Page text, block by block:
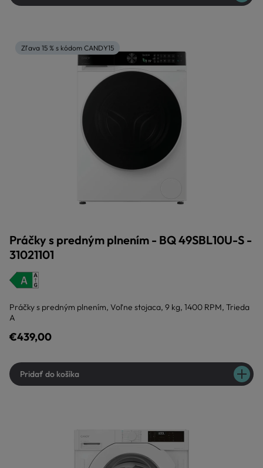
Zľava 15 % s kódom CANDY15
Práčky s predným plnením - BQ 49SBL10U-S -
31021101
Práčky s predným plnením, Voľne stojaca, 9 kg, 1400 RPM, Trieda
A
€439,00
Pridať do košíka